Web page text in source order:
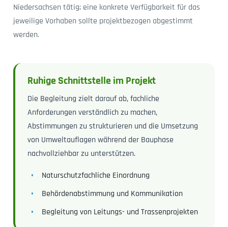
Niedersachsen tätig; eine konkrete Verfügbarkeit für das
jeweilige Vorhaben sollte projektbezogen abgestimmt
werden.
Ruhige Schnittstelle im Projekt
Die Begleitung zielt darauf ab, fachliche
Anforderungen verständlich zu machen,
Abstimmungen zu strukturieren und die Umsetzung
von Umweltauflagen während der Bauphase
nachvollziehbar zu unterstützen.
Naturschutzfachliche Einordnung
Behördenabstimmung und Kommunikation
Begleitung von Leitungs- und Trassenprojekten